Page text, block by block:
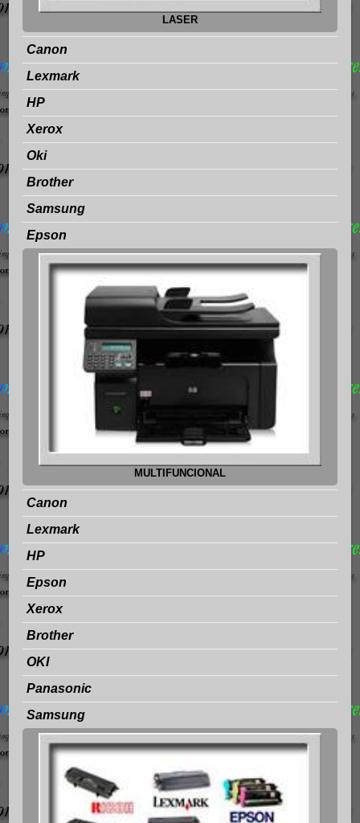
LASER
Canon
Lexmark
HP
Xerox
Oki
Brother
Samsung
Epson
MULTIFUNCIONAL
Canon
Lexmark
HP
Epson
Xerox
Brother
OKI
Panasonic
Samsung